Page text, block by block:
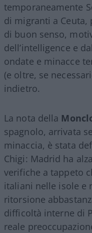
temporaneamente
di migranti a
di buon senso,
dell’intelligence e
ondate e minacce
(e oltre, se
indietro.
La nota della
spagnolo, arrivata
minaccia, è stata
Chigi: Madrid ha
verifiche a tappeto
italiani nelle isole e
ritorsione
difficoltà interne di
reale